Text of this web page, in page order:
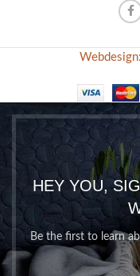
HEY YOU,
Be the first to learn